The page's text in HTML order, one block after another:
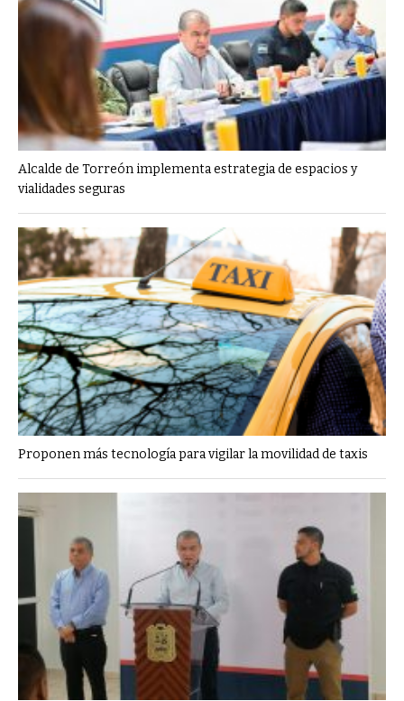
Alcalde de Torreón implementa estrategia de espacios y
vialidades seguras
Proponen más tecnología para vigilar la movilidad de taxis